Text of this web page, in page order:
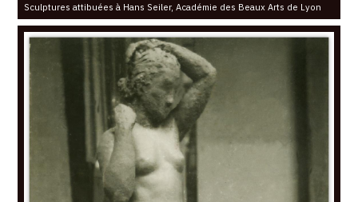
Sculptures attibuées à Hans Seiler, Académie des Beaux Arts de Lyon